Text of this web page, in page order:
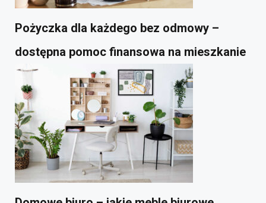
Pożyczka dla każdego bez odmowy –
dostępna pomoc finansowa na mieszkanie